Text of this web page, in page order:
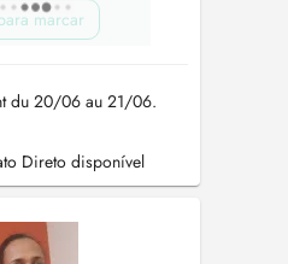
marcar
du 20/06 au 21/06.
Direto disponível